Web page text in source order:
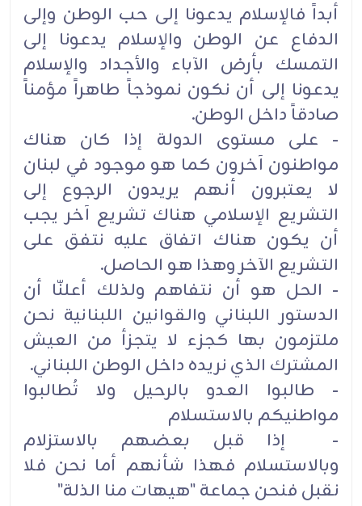
أبداً فالإسلام يدعونا إلى حب الوطن وإلى
الدفاع عن الوطن والإسلام يدعونا إلى
التمسك بأرض ‏الآباء والأجداد والإسلام
يدعونا إلى أن نكون نموذجاً طاهراً مؤمناً
صادقاً داخل الوطن.
- على مستوى الدولة إذا كان هناك
مواطنون آخرون كما هو موجود في لبنان
لا ‏يعتبرون أنهم يريدون الرجوع إلى
التشريع الإسلامي هناك تشريع آخر يجب
أن يكون هناك اتفاق ‏عليه نتفق على
التشريع الآخر وهذا هو الحاصل.
- الحل هو أن نتفاهم ولذلك ‏أعلنّا أن
الدستور اللبناني والقوانين اللبنانية نحن
ملتزمون بها كجزء لا يتجزأ من العيش
‏المشترك الذي نريده داخل الوطن اللبناني.
- طالبوا العدو بالرحيل ولا تُطالبوا
مواطنيكم بالاستسلام
- إذا قبل بعضهم بالاستزلام
وبالاستسلام فهذا شأنهم أما نحن فلا
نقبل فنحن جماعة "هيهات منا الذلة"